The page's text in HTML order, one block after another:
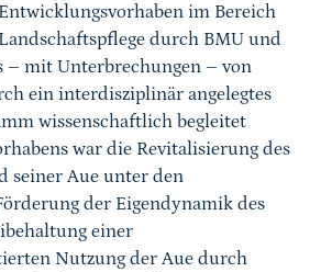
im Bereich
durch BMU und
– mit Unterbrechungen – von
ein interdisziplinär angelegtes
wissenschaftlich begleitet
war die Revitalisierung des
seiner Aue unter den
der Eigendynamik des
einer
Nutzung der Aue durch